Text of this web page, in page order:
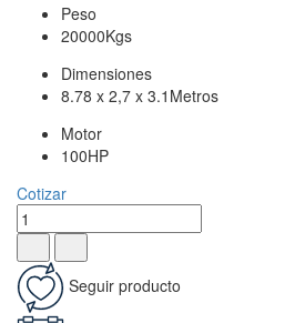
Peso
20000Kgs
Dimensiones
8.78 x 2,7 x 3.1Metros
Motor
100HP
Cotizar
Seguir producto